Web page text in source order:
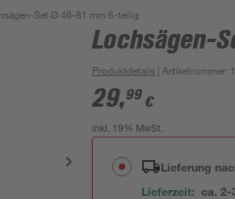
Set Ø 46-81 mm 6-teilig
Lochsägen-
Produktdetails | Artikelnummer:
29,99 €
inkl. 19% MwSt.
Lieferung
Lieferzeit: ca. 2-